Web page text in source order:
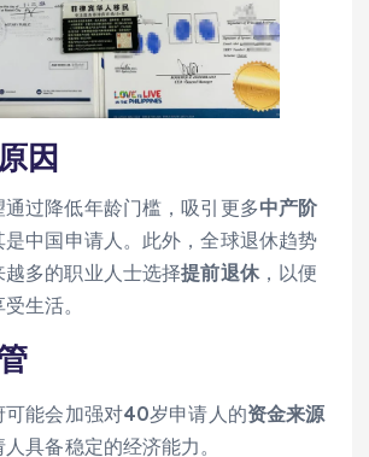
因
过降低年龄门槛，吸引更多中产阶
是中国申请人。此外，全球退休趋势
多的职业人士选择提前退休，以便
生活。
可能会加强对40岁申请人的资金来源
人具备稳定的经济能力。